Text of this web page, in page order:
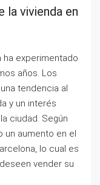
la vivienda en
ha experimentado
años. Los
tendencia al
y un interés
ciudad. Según
un aumento en el
lo cual es
vender su